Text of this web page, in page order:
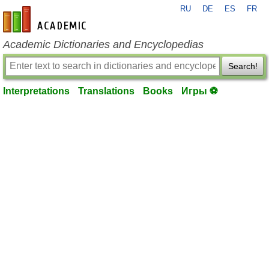
en-academic.com
RU DE ES FR
Academic Dictionaries and Encyclopedias
Search!
Interpretations Translations Books Игры ⚽